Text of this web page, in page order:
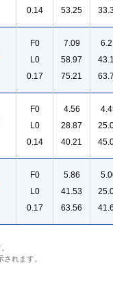
0.14
53.25
F0
L0
0.17
7.09
58.97
75.21
F0
L0
0.14
4.56
28.87
40.21
F0
L0
0.17
5.86
41.53
63.56
れます。